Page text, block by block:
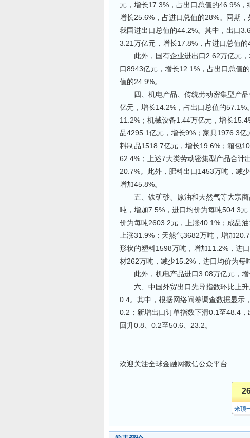
元，增长17.3%，占出口总值的46.9%
增长25.6%，占进口总值的28%。同期
我国进出口总值的44.2%。其中，出口
3.21万亿元，增长17.8%，占进口总值的
此外，国有企业进出口2.62万亿元，
口8943亿元，增长12.1%，占出口总值
值的24.9%。
四、机电产品、传统劳动密集型产品
亿元，增长14.2%，占出口总值的
11.2%；机械设备1.44万亿元，增长
品4295.1亿元，增长9%；家具1976.3
料制品1518.7亿元，增长19.6%；箱包
62.4%；上述7大类劳动密集型产品合计
20.7%。此外，肥料出口1453万吨，减
增加45.8%。
五、铁矿砂、原油和天然气等大宗商
吨，增加7.5%，进口均价为每吨504.3
价为每吨2603.2元，上涨40.1%；成品
上涨31.9%；天然气3682万吨，增加
形状的塑料1598万吨，增加11.2%，进
材262万吨，减少15.2%，进口均价为每
此外，机电产品进口3.08万亿元，增
六、中国外贸出口先导指数环比上升
0.4。其中，根据网络问卷调查数据显示
0.2；新增出口订单指数下滑0.1至48.4
回升0.8、0.2至50.6、23.2。
欢迎关注全球金融网微信公众平台
来顶